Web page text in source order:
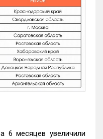
6 месяцев увеличили